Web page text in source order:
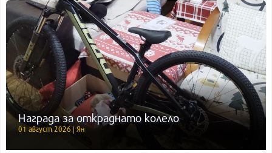
Награда за откраднато колело
01 август 2026 | Ян